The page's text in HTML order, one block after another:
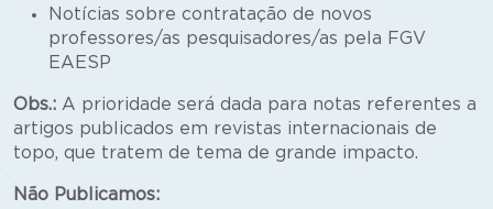
Notícias sobre contratação de novos
professores/as pesquisadores/as pela FGV
EAESP
Obs.: A prioridade será dada para notas referentes a
artigos publicados em revistas internacionais de
topo, que tratem de tema de grande impacto.
Não Publicamos: